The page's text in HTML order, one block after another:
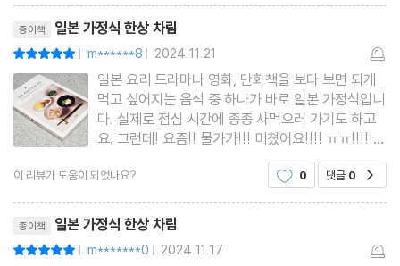
- 전갱이 소금 구이
- 금눈돔 양념 구이
- 삼치 유자 구이
- 대구 사이쿄 된장 구이
- 참치 적된장 구이
- 가다랑어 젓갈 구이
- 오징어 레몬 구이
- 대구 소금 절임 구이
- 넙치 바삭 구이
- 가다랑어 스테이크
종이책 일본 가정식 한상 차림
| m******8 | 2024.11.21
일본 요리 드라마나 영화, 만화책을 보다 보면 되게
먹고 싶어지는 음식 중 하나가 바로 일본 가정식입니
다. 실제로 점심 시간에 종종 사먹으러 가기도 하고
요. 그런데! 요즘!! 물가가!!! 미쳤어요!!!! ㅠㅠ!!!!!
밖에서 사먹기는 커녕, 가능한 자주 도시락을 싸다닐
정도죠. 그래도 가끔은 외식 할 때 먹곤 했던 음식들
이 그리울 때가 있는데요. 이왕 이렇게 된 거, 집에서
일식 가정식
이 리뷰가 도움이 되었나요? 0 댓글 0
종이책 일본 가정식 한상 차림
| m*******0 | 2024.11.17